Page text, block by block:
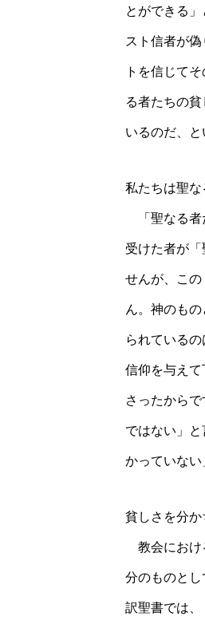
とができる
スト信者が
トを信じて
る者たちの
いるのだ、と
私たちは聖な
「聖なる者
受けた者が
せんが、こ
ん。神のも
られている
信仰を与え
さったから
ではない」
かっていない
貧しさを分か
教会におけ
分のものと
訳聖書では